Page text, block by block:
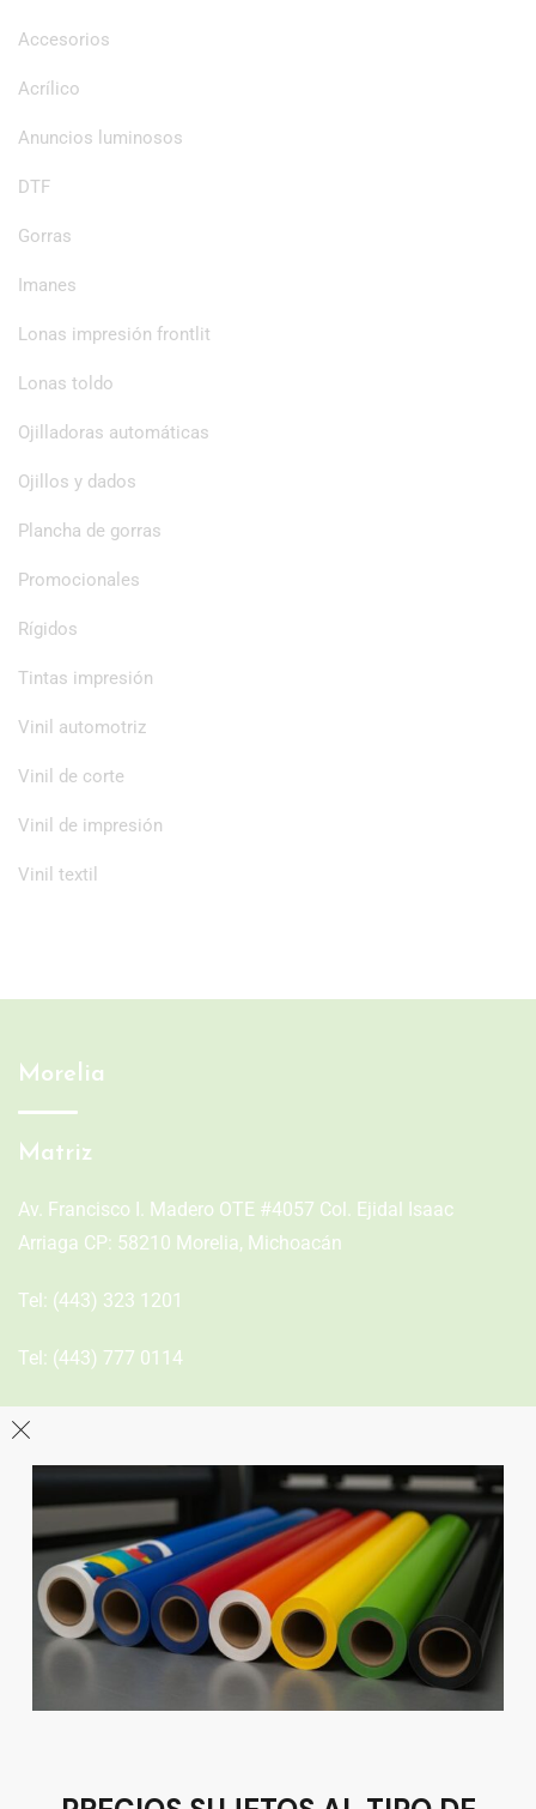
Accesorios
Acrílico
Anuncios luminosos
DTF
Gorras
Imanes
Lonas impresión frontlit
Lonas toldo
Ojilladoras automáticas
Ojillos y dados
Plancha de gorras
Promocionales
Rígidos
Tintas impresión
Vinil automotriz
Vinil de corte
Vinil de impresión
Vinil textil
Morelia
Matriz
Av. Francisco I. Madero OTE #4057 Col. Ejidal Isaac
Arriaga CP: 58210 Morelia, Michoacán
Tel: (443) 323 1201
Tel: (443) 777 0114
León
Sucursal
Av del Astillero 129 Centro bodeguero Las Trojes León,
Guanajuato
Tel:(477) 776 8994